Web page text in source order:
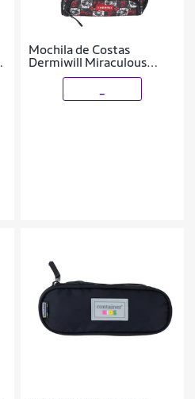
Mochila de Costas
Dermiwill Miraculous
Bolso Térmico Preto